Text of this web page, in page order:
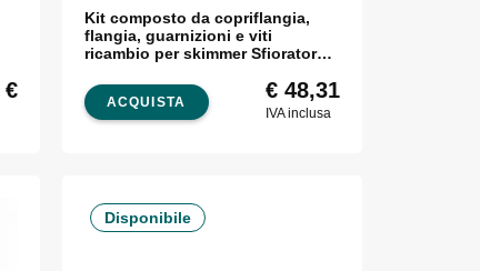
€
Kit composto da copriflangia,
flangia, guarnizioni e viti
ricambio per skimmer Sfioratore
ACQUISTA € 48,31
IVA inclusa
Disponibile